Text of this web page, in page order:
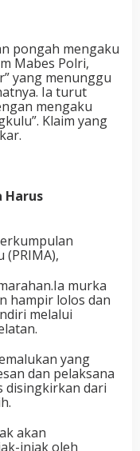
pongah mengaku
Mabes Polri,
yang menunggu
Ia turut
mengaku
Klaim yang
Harus
(PRIMA),
murka
hampir lolos dan
melalui
yang
dan pelaksana
disingkirkan dari
akan
injak oleh